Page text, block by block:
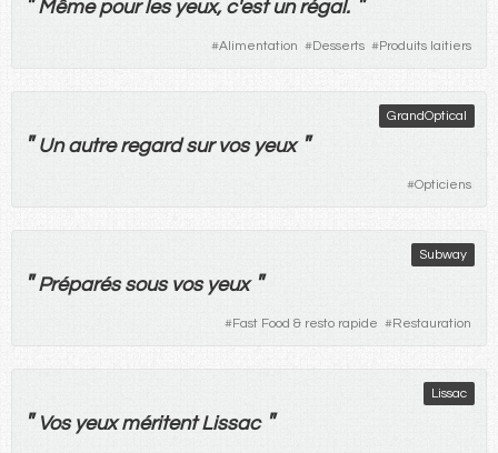
" Même pour les yeux, c'est un régal. "
#Alimentation #Desserts #Produits laitiers
GrandOptical
" Un autre regard sur vos yeux "
#Opticiens
Subway
" Préparés sous vos yeux "
#Fast Food & resto rapide #Restauration
Lissac
" Vos yeux méritentLissac "